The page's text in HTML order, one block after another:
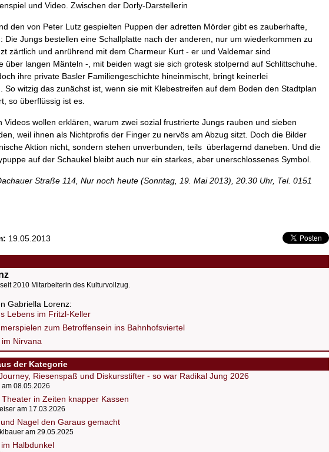
und Video. Zwischen der Dorly-Darstellerin
den von Peter Lutz gespielten Puppen der adretten Mörder gibt es zauberhafte,
Die Jungs bestellen eine Schallplatte nach der anderen, nur um wiederkommen zu
zärtlich und anrührend mit dem Charmeur Kurt - er und Valdemar sind
über langen Mänteln -, mit beiden wagt sie sich grotesk stolpernd auf Schlittschuhe.
ihre private Basler Familiengeschichte hineinmischt, bringt keinerlei
So witzig das zunächst ist, wenn sie mit Klebestreifen auf dem Boden den Stadtplan
so überflüssig ist es.
Videos wollen erklären, warum zwei sozial frustrierte Jungs rauben und sieben
weil ihnen als Nichtprofis der Finger zu nervös am Abzug sitzt. Doch die Bilder
Aktion nicht, sondern stehen unverbunden, teils überlagernd daneben. Und die
auf der Schaukel bleibt auch nur ein starkes, aber unerschlossenes Symbol.
Straße 114, Nur noch heute (Sonntag, 19. Mai 2013), 20.30 Uhr, Tel. 0151
19.05.2013
2010 Mitarbeiterin des Kulturvollzug.
Gabriella Lorenz:
Lebens im Fritzl-Keller
zum Betroffensein ins Bahnhofsviertel
Nirvana
der Kategorie
Riesenspaß und Diskursstifter - so war Radikal Jung 2026
08.05.2026
in Zeiten knapper Kassen
am 17.03.2026
Nagel den Garaus gemacht
am 29.05.2025
Halbdunkel